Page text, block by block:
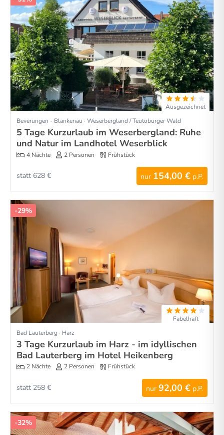
Ausgezeichnet
Beverungen - Blankenau · Weserbergland / Teutoburger Wald
5 Tage Kurzurlaub im Weserbergland: Ruhe
und Natur im Landhotel Weserblick
4 Nächte 2 Personen Frühstück
nur 154,00 € p.P.
statt 628 €
-29%
Fabelhaft
Bad Lauterberg · Harz
3 Tage Kurzurlaub im Harz - im idyllischen
Bad Lauterberg im Hotel Heikenberg
2 Nächte 2 Personen Frühstück
nur 92,00 € p.P.
statt 258 €
-32%